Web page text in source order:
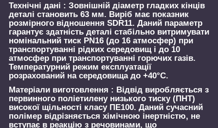
Технічні дані : Зовнішній діаметр гладких кінців
деталі становить 63 мм. Виріб має показник
розмірного відношення SDR11. Даний параметр
гарантує здатність деталі стабільно витримувати
номінальний тиск PN16 (до 16 атмосфер) при
транспортуванні рідких середовищ і до 10
атмосфер при транспортуванні горючих газів.
Температурний режим експлуатації
розрахований на середовища до +40°C.
Матеріали виготовлення : Відвід виробляється з
первинного поліетилену низького тиску (ПНТ)
високої щільності класу ПЕ100. Даний сучасний
полімер відрізняється хімічною інертністю, не
вступає в реакцію з речовинами, що